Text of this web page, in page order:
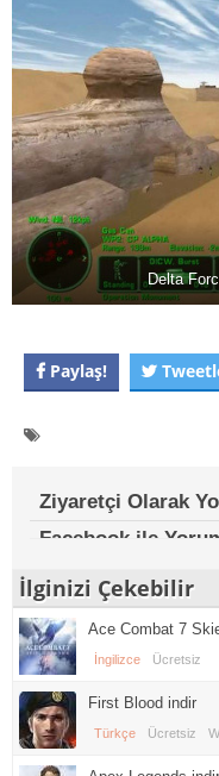
Delta
Paylaş!
Ziyaretçi Olarak
Facebook ile
İlginizi Çekebilir
Ace Combat 7
İngilizce Ücretsiz
First Blood indir
Türkçe Ücretsiz